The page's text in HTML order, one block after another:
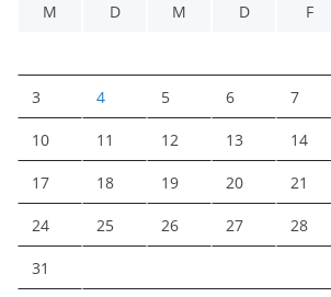
M
D M D F
3 4 5 6 7
10 11 12 13 14
17 18 19 20 21
24 25 26 27 28
31